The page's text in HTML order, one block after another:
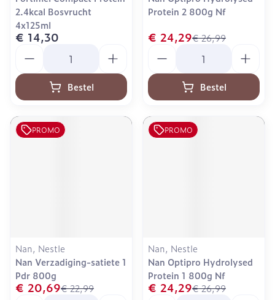
2.4kcal Bosvrucht
4x125ml
€ 14,30
Bestel
Protein 2 800g Nf
€ 26,99
€ 24,29
Bestel
PROMO
Nan, Nestle
Nan Verzadiging-satiete 1
Pdr 800g
€ 22,99
€ 20,69
PROMO
Nan, Nestle
Nan Optipro Hydrolysed
Protein 1 800g Nf
€ 26,99
€ 24,29